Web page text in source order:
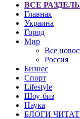
ВСЕ
Главная
Украина
Город
Мир
Все
Россия
Бизнес
Спорт
Lifestyle
Шоу-биз
Наука
БЛОГИ